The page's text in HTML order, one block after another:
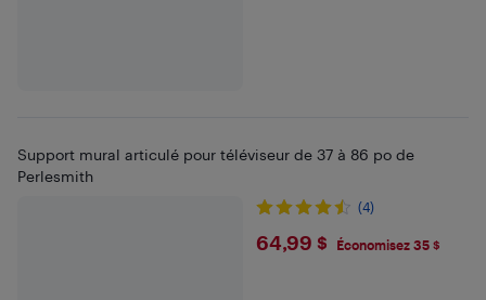
Support mural articulé pour téléviseur de 37 à 86 po de
Perlesmith
(4)
$64.99
64,99 $ Économisez 35 $